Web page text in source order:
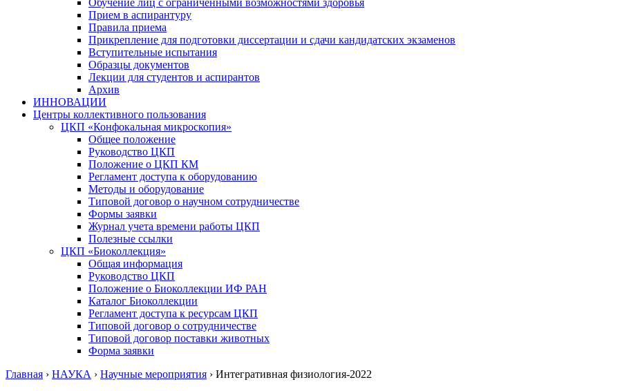
Обучение лиц с ограниченными возможностями здоровья
Прием в аспирантуру
Правила приема
Прикрепление для подготовки диссертации и сдачи кандидатских экзаменов
Вступительные испытания
Образцы документов
Лекции для студентов и аспирантов
Архив
ИННОВАЦИИ
Центры коллективного пользования
ЦКП «Конфокальная микроскопия»
Общее положение
Руководство ЦКП
Положение о ЦКП КМ
Регламент доступа к оборудованию
Методы и оборудование
Типовой договор о научном сотрудничестве
Формы заявки
Журнал учета времени работы ЦКП
Полезные ссылки
ЦКП «Биоколлекция»
Общая информация
Руководство ЦКП
Положение о Биоколлекции ИФ РАН
Каталог Биоколлекции
Регламент доступа к ресурсам ЦКП
Типовой договор о сотрудничестве
Типовой договор поставки животных
Форма заявки
Главная › НАУКА › Научные мероприятия › Интегративная физиология-2022